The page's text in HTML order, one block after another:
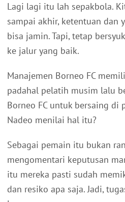
Lagi lagi itu lah sepakbola.
sampai akhir, ketentuan dan
bisa jamin. Tapi, tetap
ke jalur yang baik.
Manajemen Borneo FC
padahal pelatih musim lalu
Borneo FC untuk bersaing di
Nadeo menilai hal itu?
Sebagai pemain itu bukan
mengomentari keputusan
itu mereka pasti sudah
dan resiko apa saja. Jadi,